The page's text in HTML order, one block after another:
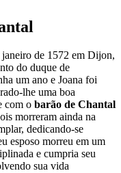
janeiro de 1572 em Dijon,
do duque de
um ano e Joana foi
lhe uma boa
com o barão de Chantal
morreram ainda na
dedicando-se
esposo morreu em um
e cumpria seu
sua vida